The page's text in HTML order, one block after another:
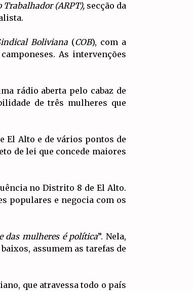
Trabalhador (ARPT), secção da
Boliviana (COB), com a
As intervenções
rádio aberta pelo cabaz de
de três mulheres que
El Alto e de vários pontos de
de lei que concede maiores
no Distrito 8 de El Alto.
populares e negocia com os
das mulheres é política”. Nela,
assumem as tarefas de
que atravessa todo o país